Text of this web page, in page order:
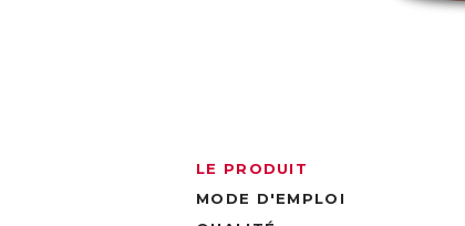
LE PRODUIT
MODE D'EMPLOI